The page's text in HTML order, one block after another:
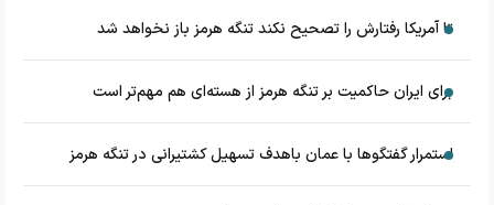
تا آمریکا رفتارش را تصحیح نکند تنگه هرمز باز نخواهد شد
برای ایران حاکمیت بر تنگه هرمز از هسته‌ای هم مهم‌تر است
استمرار گفتگوها با عمان باهدف تسهیل کشتیرانی در تنگه هرمز